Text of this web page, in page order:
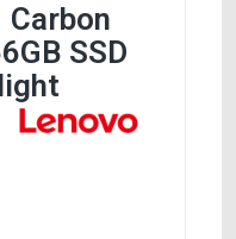
Carbon
SSD